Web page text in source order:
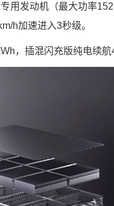
用发动机（最大功率
h加速进入3秒级。
，插混闪充版纯电续航